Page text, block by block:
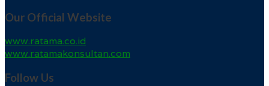
Our Official Website
www.ratama.co.id
www.ratamakonsultan.com
Follow Us